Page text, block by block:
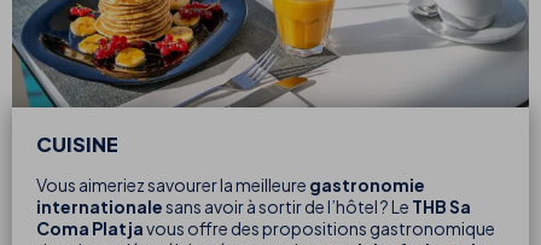
CUISINE
Vous aimeriez savourer la meilleure gastronomie
internationalesans avoir à sortir de l’hôtel ? Le THB Sa
Coma Platjavous offre des propositions gastronomique